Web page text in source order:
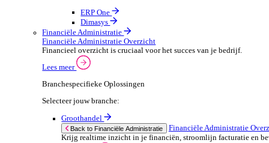
Consent
ERP Producten voor de Automotive
Selecteer jouw product:
ERP One
POS Oplossingen
POS Oplossingen Overzicht
Snelle, naadloze betaalervaring voor je klanten.
Lees meer